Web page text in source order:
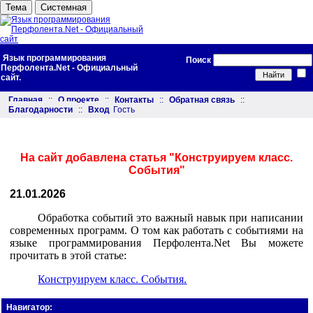
Тема Системная
Язык программирования
Перфолента.Net - Официальный
сайт.
Поиск
Главная :: О проекте :: Контакты :: Обратная связь
::
Благодарности
:: Вход Гость
На сайт добавлена статья "Конструируем класс.
События"
21.01.2026
Обработка событий это важный навык при написании
современных программ. О том как работать с событиями на
языке программирования Перфолента.Net Вы можете
прочитать в этой статье:
Конструируем класс. События.
Навигатор: